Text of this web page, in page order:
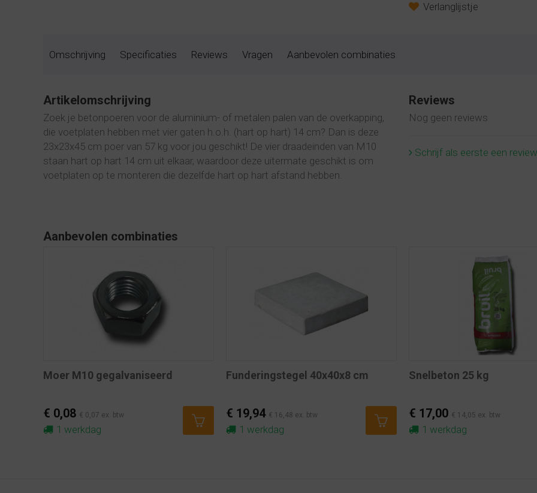
Verlanglijstje
Omschrijving Specificaties Reviews Vragen Aanbevolen combinaties
Artikelomschrijving
Zoek je betonpoeren voor de aluminium- of metalen palen van de overkapping,
die voetplaten hebben met vier gaten h.o.h. (hart op hart) 14 cm? Dan is deze
23x23x45 cm poer van 57 kg voor jou geschikt! De vier draadeinden van M10
staan hart op hart 14 cm uit elkaar, waardoor deze uitermate geschikt is om
voetplaten op te monteren die dezelfde hart op hart afstand hebben.
Reviews
Nog geen reviews
Schrijf als eerste een review
Aanbevolen combinaties
Moer M10 gegalvaniseerd
€ 0,08 € 0,07 ex. btw
1 werkdag
Funderingstegel 40x40x8 cm
€ 19,94 € 16,48 ex. btw
1 werkdag
Snelbeton 25 kg
€ 17,00 € 14,05 ex. btw
1 werkdag